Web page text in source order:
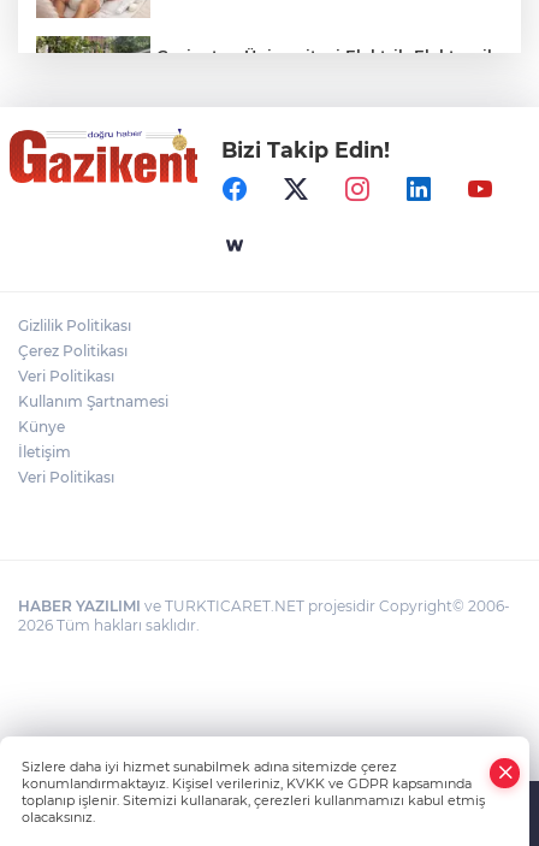
Gaziantep Üniversitesi Elektrik-Elektronik
DERİ KANSERLERİ ERKEN TEŞHİSLE
TEDAVİ EDİLEBİLİR
Gaziantep Şehir Hastanesi'nde Uyku
Bizi Takip Edin!
Gizlilik Politikası
Çerez Politikası
Veri Politikası
Kullanım Şartnamesi
Künye
İletişim
Veri Politikası
HABER YAZILIMI ve TURKTICARET.NET projesidir Copyright© 2006-
2026 Tüm hakları saklıdır.
Sizlere daha iyi hizmet sunabilmek adına sitemizde çerez
konumlandırmaktayız. Kişisel verileriniz, KVKK ve GDPR kapsamında
toplanıp işlenir. Sitemizi kullanarak, çerezleri kullanmamızı kabul etmiş
olacaksınız.